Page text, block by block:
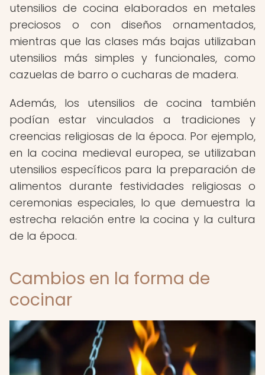
utensilios de cocina elaborados en metales
preciosos o con diseños ornamentados,
mientras que las clases más bajas utilizaban
utensilios más simples y funcionales, como
cazuelas de barro o cucharas de madera.
Además, los utensilios de cocina también
podían estar vinculados a tradiciones y
creencias religiosas de la época. Por ejemplo,
en la cocina medieval europea, se utilizaban
utensilios específicos para la preparación de
alimentos durante festividades religiosas o
ceremonias especiales, lo que demuestra la
estrecha relación entre la cocina y la cultura
de la época.
Cambios en la forma de
cocinar